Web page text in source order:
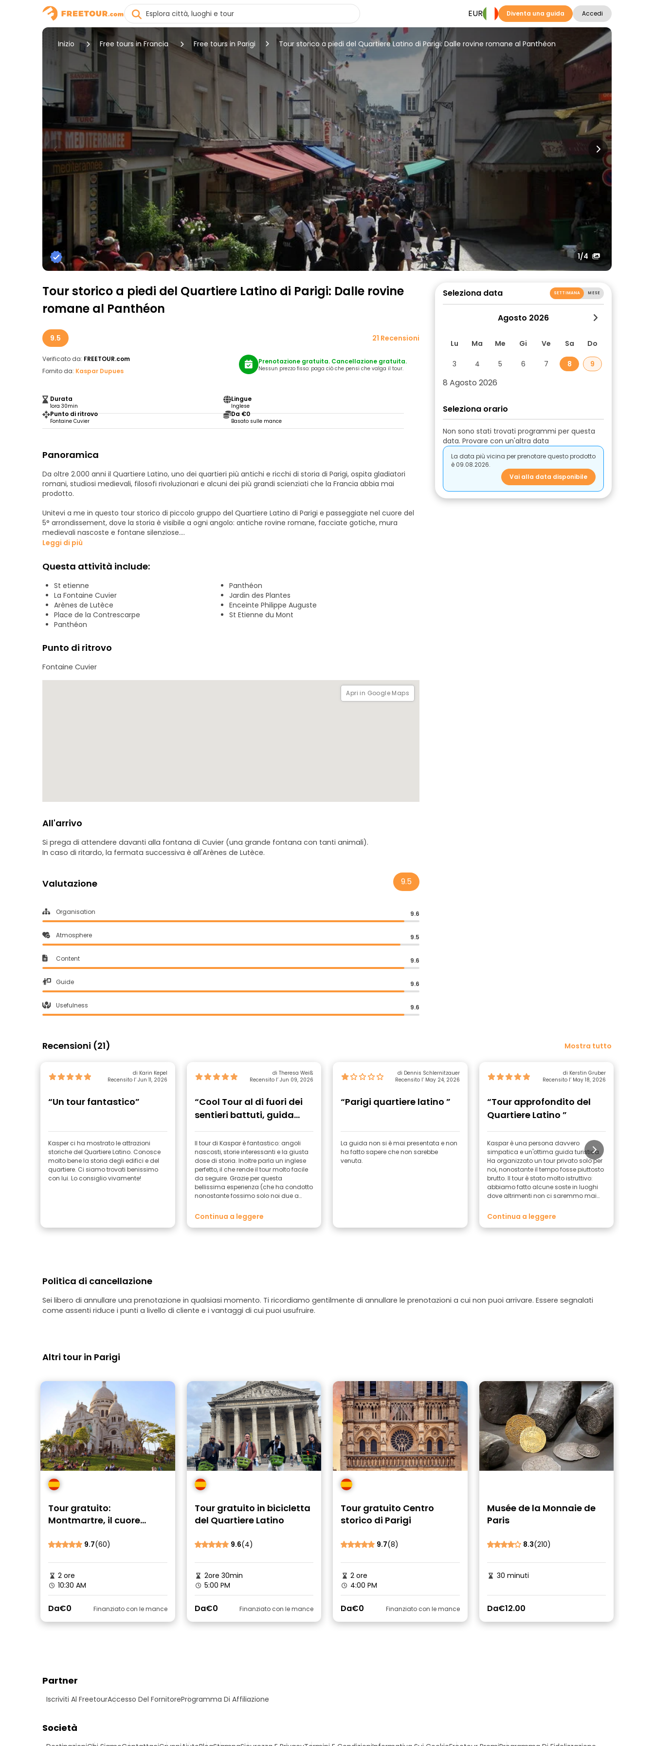
EUR Diventa una guida Accedi
Inizio Free tours in Francia Free tours in Parigi Tour storico a piedi del Quartiere Latino di Parigi: Dalle rovine romane al Panthéon
1/4
Tour storico a piedi del Quartiere Latino di Parigi: Dalle rovine
romane al Panthéon
9.5 21 Recensioni
Verificato da: FREETOUR.com
Fornito da: Kaspar Dupues
Durata
1ora 30min
Lingue
Inglese
Punto di ritrovo
Fontaine Cuvier
Da €0
Basato sulle mance
Prenotazione gratuita. Cancellazione gratuita.
Nessun prezzo fisso: paga ciò che pensi che valga il tour.
Panoramica
Da oltre 2.000 anni il Quartiere Latino, uno dei quartieri più antichi e ricchi di storia di Parigi, ospita gladiatori
romani, studiosi medievali, filosofi rivoluzionari e alcuni dei più grandi scienziati che la Francia abbia mai
prodotto.
Unitevi a me in questo tour storico di piccolo gruppo del Quartiere Latino di Parigi e passeggiate nel cuore del
5° arrondissement, dove la storia è visibile a ogni angolo: antiche rovine romane, facciate gotiche, mura
medievali nascoste e fontane silenziose.
Leggi di più
Questa attività include:
St etienne
Panthéon
La Fontaine Cuvier
Jardin des Plantes
Arènes de Lutèce
Enceinte Philippe Auguste
Place de la Contrescarpe
St Etienne du Mont
Panthéon
Punto di ritrovo
Fontaine Cuvier
Apri in Google Maps
All'arrivo
Si prega di attendere davanti alla fontana di Cuvier (una grande fontana con tanti animali).
In caso di ritardo, la fermata successiva è all'Arènes de Lutèce.
Valutazione 9.5
Organisation 9.6
Atmosphere 9.5
Content 9.6
Guide 9.6
Usefulness 9.6
Recensioni (21) Mostra tutto
di Karin Kepel
Recensito l’ Jun 11, 2026
“Un tour fantastico”
Kasper ci ha mostrato le attrazioni
storiche del Quartiere Latino. Conosce
molto bene la storia degli edifici e del
quartiere. Ci siamo trovati benissimo
con lui. Lo consiglio vivamente!
di Theresa Weiß
Recensito l’ Jun 09, 2026
“Cool Tour al di fuori dei
sentieri battuti, guida
competente”
Il tour di Kaspar è fantastico: angoli
nascosti, storie interessanti e la giusta
dose di storia. Inoltre parla un inglese
perfetto, il che rende il tour molto facile
da seguire. Grazie per questa
bellissima esperienza (che ha condotto
nonostante fossimo solo noi due a
Continua a leggere
di Dennis Schlernitzauer
Recensito l’ May 24, 2026
“Parigi quartiere latino ”
La guida non si è mai presentata e non
ha fatto sapere che non sarebbe
venuta.
di Kerstin Gruber
Recensito l’ May 18, 2026
“Tour approfondito del
Quartiere Latino ”
Kaspar è una persona davvero
simpatica e un'ottima guida turistica.
Ha organizzato un tour privato solo per
noi, nonostante il tempo fosse piuttosto
brutto. Il tour è stato molto istruttivo:
abbiamo fatto alcune soste in luoghi
dove altrimenti non ci saremmo mai
sulla storia di Parigi. Kaspar ci ha
anche dato alcuni consigli su cosa
visitare dopo il tour. Lo consigliamo
Continua a leggere
Politica di cancellazione
Sei libero di annullare una prenotazione in qualsiasi momento. Ti ricordiamo gentilmente di annullare le prenotazioni a cui non puoi arrivare. Essere segnalati
come assenti riduce i punti a livello di cliente e i vantaggi di cui puoi usufruire.
Seleziona data SETTIMANA MESE
Agosto 2026
Lu Ma Me Gi Ve Sa Do
3 4 5 6 7 8 9
8 Agosto 2026
Seleziona orario
Non sono stati trovati programmi per questa
data. Provare con un'altra data
La data più vicina per prenotare questo prodotto
è 09.08.2026.
Vai alla data disponibile
Altri tour in Parigi
Tour gratuito:
Montmartre, il cuore
9.7(60)
2 ore
10:30 AM
Da€0 Finanziato con le mance
Tour gratuito in bicicletta
del Quartiere Latino
9.6(4)
2ore 30min
5:00 PM
Da€0 Finanziato con le mance
Tour gratuito Centro
storico di Parigi
9.7(8)
2 ore
4:00 PM
Da€0 Finanziato con le mance
Musée de la Monnaie de
Paris
8.3(210)
30 minuti
Da€12.00
Partner
Iscriviti Al FreetourAccesso Del FornitoreProgramma Di Affiliazione
Società